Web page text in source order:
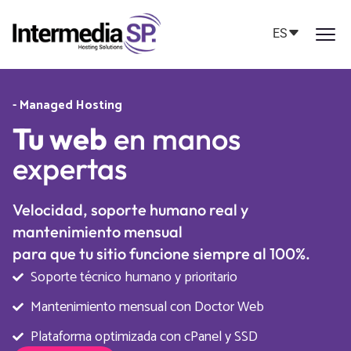
ES
- Managed Hosting
Tu web en manos
expertas
Velocidad, soporte humano real y
mantenimiento mensual
para que tu sitio funcione siempre al 100%.
Soporte técnico humano y prioritario
Mantenimiento mensual con Doctor Web
Plataforma optimizada con cPanel y SSD